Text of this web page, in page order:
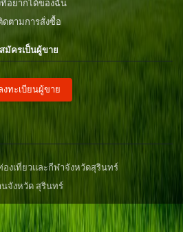
ที่อยากได้ของฉัน
ดตามการสั่งซื้อ
สมัครเป็นผู้ขาย
งทะเบียนผู้ขาย
งเที่ยวและกีฬาจังหวัดสุรินทร์
นจังหวัด สุรินทร์